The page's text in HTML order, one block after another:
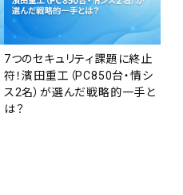
7つのセキュリティ課題に終止
符！濱田重工（PC850台・情シ
ス2名）が選んだ戦略的一手と
は？